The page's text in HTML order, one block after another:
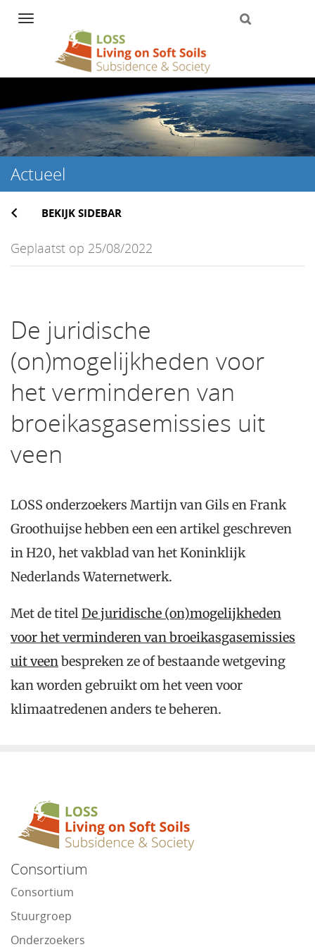
Navigation
naar
het
inhoud
Actueel
BEKIJK SIDEBAR
Geplaatst op 25/08/2022
De juridische
(on)mogelijkheden voor
het verminderen van
broeikasgasemissies uit
veen
LOSS onderzoekers Martijn van Gils en Frank
Groothuijse hebben een een artikel geschreven
in H20, het vakblad van het Koninklijk
Nederlands Waternetwerk.
Met de titelDe juridische (on)mogelijkheden
voor het verminderen van broeikasgasemissies
uit veenbespreken ze of bestaande wetgeving
kan worden gebruikt om het veen voor
klimaatredenen anders te beheren.
Consortium
Consortium
Stuurgroep
Onderzoekers